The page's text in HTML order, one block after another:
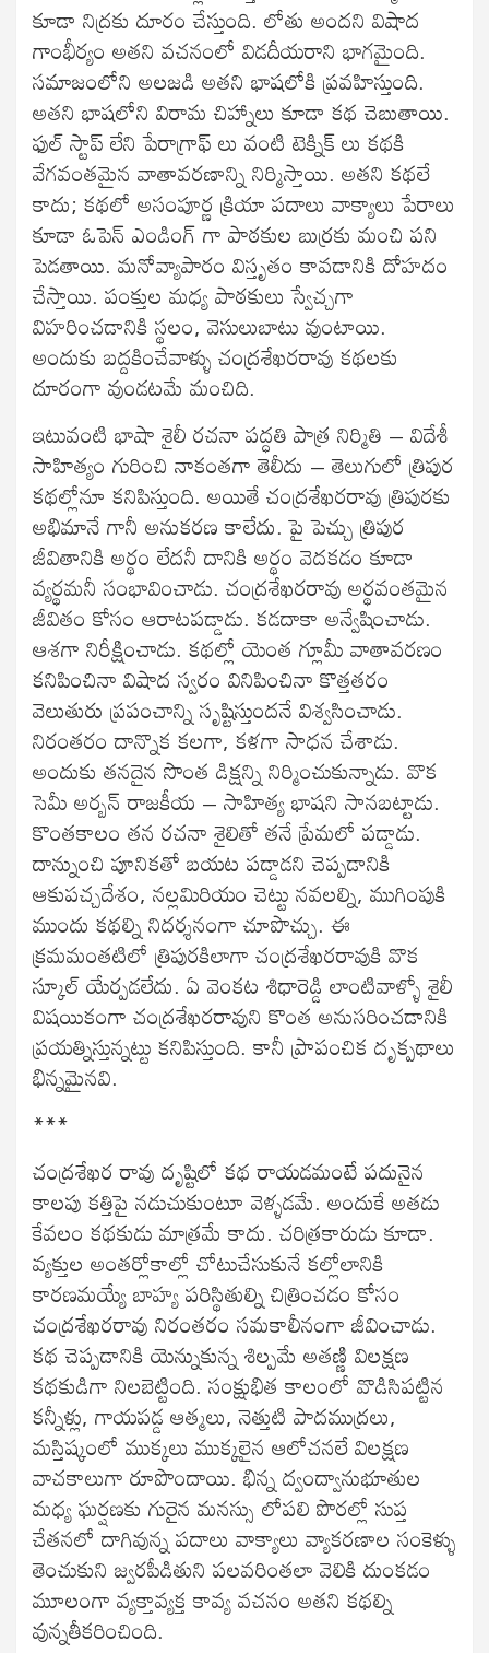
కూడా నిద్రకు దూరం చేస్తుంది. లోతు అందని విషాద
గాంభీర్యం అతని వచనంలో విడదీయరాని భాగమైంది.
సమాజంలోని అలజడి అతని భాషలోకి ప్రవహిస్తుంది.
అతని భాషలోని విరామ చిహ్నాలు కూడా కథ చెబుతాయి.
ఫుల్ స్టాప్ లేని పేరాగ్రాఫ్ లు వంటి టెక్నిక్ లు కథకి
వేగవంతమైన వాతావరణాన్ని నిర్మిస్తాయి. అతని కథలే
కాదు; కథలో అసంపూర్ణ క్రియా పదాలు వాక్యాలు పేరాలు
కూడా ఓపెన్ ఎండింగ్ గా పాఠకుల బుర్రకు మంచి పని
పెడతాయి. మనోవ్యాపారం విస్తృతం కావడానికి దోహదం
చేస్తాయి. పంక్తుల మధ్య పాఠకులు స్వేచ్చగా
విహరించడానికి స్థలం, వెసులుబాటు వుంటాయి.
అందుకు బద్దకించేవాళ్ళు చంద్రశేఖరరావు కథలకు
దూరంగా వుండటమే మంచిది.
ఇటువంటి భాషా శైలీ రచనా పద్ధతి పాత్ర నిర్మితి – విదేశీ
సాహిత్యం గురించి నాకంతగా తెలీదు – తెలుగులో త్రిపుర
కథల్లోనూ కనిపిస్తుంది. అయితే చంద్రశేఖరరావు త్రిపురకు
అభిమానే గానీ అనుకరణ కాలేదు. పై పెచ్చు త్రిపుర
జీవితానికి అర్థం లేదనీ దానికి అర్థం వెదకడం కూడా
వ్యర్థమనీ సంభావించాడు. చంద్రశేఖరరావు అర్థవంతమైన
జీవితం కోసం ఆరాటపడ్డాడు. కడదాకా అన్వేషించాడు.
ఆశగా నిరీక్షించాడు. కథల్లో యెంత గ్లూమీ వాతావరణం
కనిపించినా విషాద స్వరం వినిపించినా కొత్తతరం
వెలుతురు ప్రపంచాన్ని సృష్టిస్తుందనే విశ్వసించాడు.
నిరంతరం దాన్నొక కలగా, కళగా సాధన చేశాడు.
అందుకు తనదైన సొంత డిక్షన్ని నిర్మించుకున్నాడు. వొక
సెమీ అర్బన్ రాజకీయ – సాహిత్య భాషని సానబట్టాడు.
కొంతకాలం తన రచనా శైలితో తనే ప్రేమలో పడ్డాడు.
దాన్నుంచి పూనికతో బయట పడ్డాడని చెప్పడానికి
ఆకుపచ్చదేశం, నల్లమిరియం చెట్టు నవలల్ని, ముగింపుకి
ముందు కథల్ని నిదర్శనంగా చూపొచ్చు. ఈ
క్రమమంతటిలో త్రిపురకిలాగా చంద్రశేఖరరావుకి వొక
స్కూల్ యేర్పడలేదు. ఏ వెంకట శిధారెడ్డి లాంటివాళ్ళో శైలీ
విషయికంగా చంద్రశేఖరరావుని కొంత అనుసరించడానికి
ప్రయత్నిస్తున్నట్టు కనిపిస్తుంది. కానీ ప్రాపంచిక దృక్పథాలు
భిన్నమైనవి.
***
చంద్రశేఖర రావు దృష్టిలో కథ రాయడమంటే పదునైన
కాలపు కత్తిపై నడుచుకుంటూ వెళ్ళడమే. అందుకే అతడు
కేవలం కథకుడు మాత్రమే కాదు. చరిత్రకారుడు కూడా.
వ్యక్తుల అంతర్లోకాల్లో చోటుచేసుకునే కల్లోలానికి
కారణమయ్యే బాహ్య పరిస్థితుల్ని చిత్రించడం కోసం
చంద్రశేఖరరావు నిరంతరం సమకాలీనంగా జీవించాడు.
కథ చెప్పడానికి యెన్నుకున్న శిల్పమే అతణ్ణి విలక్షణ
కథకుడిగా నిలబెట్టింది. సంక్షుభిత కాలంలో వొడిసిపట్టిన
కన్నీళ్లు, గాయపడ్డ ఆత్మలు, నెత్తుటి పాదముద్రలు,
మస్తిష్కంలో ముక్కలు ముక్కలైన ఆలోచనలే విలక్షణ
వాచకాలుగా రూపొందాయి. భిన్న ద్వంద్వానుభూతుల
మధ్య ఘర్షణకు గురైన మనస్సు లోపలి పొరల్లో సుప్త
చేతనలో దాగివున్న పదాలు వాక్యాలు వ్యాకరణాల సంకెళ్ళు
తెంచుకుని జ్వరపీడితుని పలవరింతలా వెలికి దుంకడం
మూలంగా వ్యక్తావ్యక్త కావ్య వచనం అతని కథల్ని
వున్నతీకరించింది.